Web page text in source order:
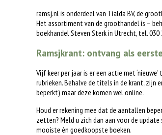
ramsj.nl is onderdeel van Tialda BV, de
Het assortiment van de groothandel is –
boekhandel Steven Sterk in Utrecht, tel. 030
Ramsjkrant: ontvang als
Vijf keer per jaar is er een actie met
rubrieken. Behalve de titels in de krant, zijn
beperkt) maar deze komen wel online.
Houd er rekening mee dat de aantallen
zetten? Meld u zich dan aan voor de
mooiste èn goedkoopste boeken.